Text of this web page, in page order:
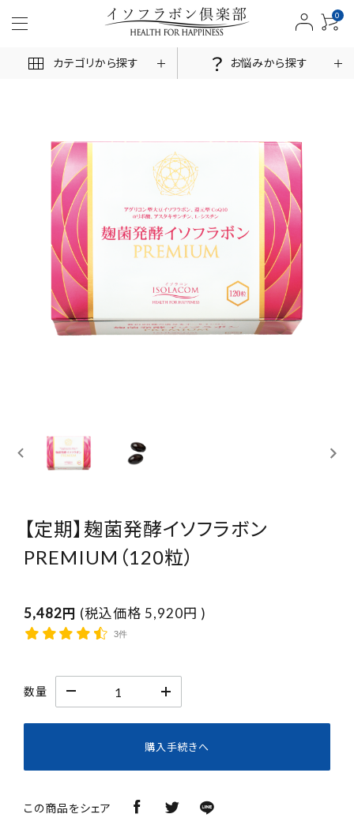
0
カテゴリから探す お悩みから探す
ACCOUNT MENU
ログイン 新規会員登録
商品一覧
お悩みから探す
お客様の声
プライバシーポリシー
お問い合わせ
【定期】麹菌発酵イソフラボン
PREMIUM（120粒）
5,482円 (税込価格 5,920円 )
3件
数量
購入手続きへ
この商品をシェア